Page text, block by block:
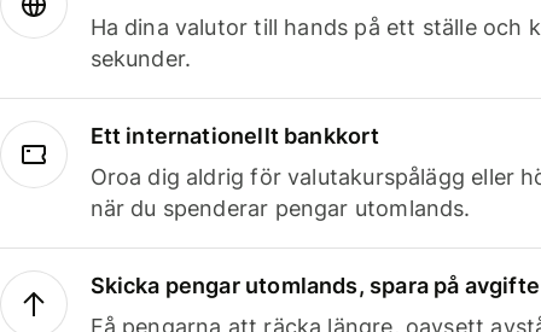
Ha dina valutor till hands på ett ställe och
sekunder.
Ett internationellt bankkort
Oroa dig aldrig för valutakurspålägg eller
när du spenderar pengar utomlands.
Skicka pengar utomlands, spara på
Få pengarna att räcka längre, oavsett